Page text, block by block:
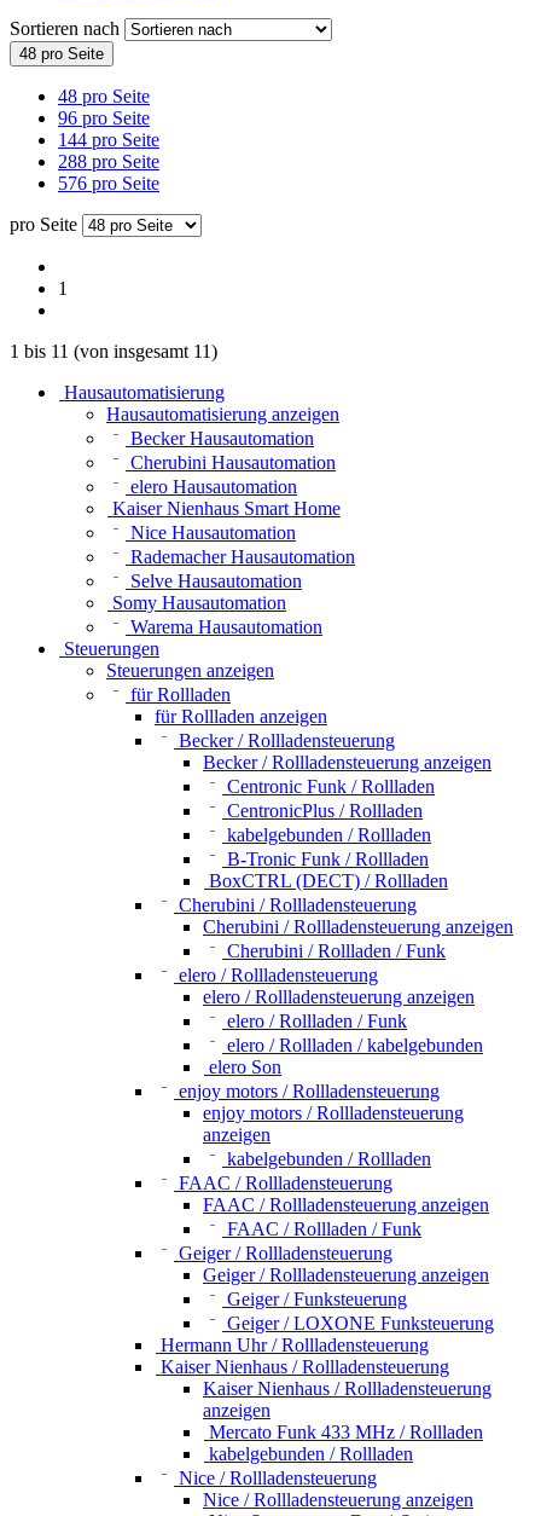
Sortieren nach
48 pro Seite
48 pro Seite
96 pro Seite
144 pro Seite
288 pro Seite
576 pro Seite
pro Seite
1
1 bis 11 (von insgesamt 11)
Hausautomatisierung
Hausautomatisierung anzeigen
Becker Hausautomation
Cherubini Hausautomation
elero Hausautomation
Kaiser Nienhaus Smart Home
Nice Hausautomation
Rademacher Hausautomation
Selve Hausautomation
Somy Hausautomation
Warema Hausautomation
Steuerungen
Steuerungen anzeigen
für Rollladen
für Rollladen anzeigen
Becker / Rollladensteuerung
Becker / Rollladensteuerung anzeigen
Centronic Funk / Rollladen
CentronicPlus / Rollladen
kabelgebunden / Rollladen
B-Tronic Funk / Rollladen
BoxCTRL (DECT) / Rollladen
Cherubini / Rollladensteuerung
Cherubini / Rollladensteuerung anzeigen
Cherubini / Rollladen / Funk
elero / Rollladensteuerung
elero / Rollladensteuerung anzeigen
elero / Rollladen / Funk
elero / Rollladen / kabelgebunden
elero Son
enjoy motors / Rollladensteuerung
enjoy motors / Rollladensteuerung
anzeigen
kabelgebunden / Rollladen
FAAC / Rollladensteuerung
FAAC / Rollladensteuerung anzeigen
FAAC / Rollladen / Funk
Geiger / Rollladensteuerung
Geiger / Rollladensteuerung anzeigen
Geiger / Funksteuerung
Geiger / LOXONE Funksteuerung
Hermann Uhr / Rollladensteuerung
Kaiser Nienhaus / Rollladensteuerung
Kaiser Nienhaus / Rollladensteuerung
anzeigen
Mercato Funk 433 MHz / Rollladen
kabelgebunden / Rollladen
Nice / Rollladensteuerung
Nice / Rollladensteuerung anzeigen